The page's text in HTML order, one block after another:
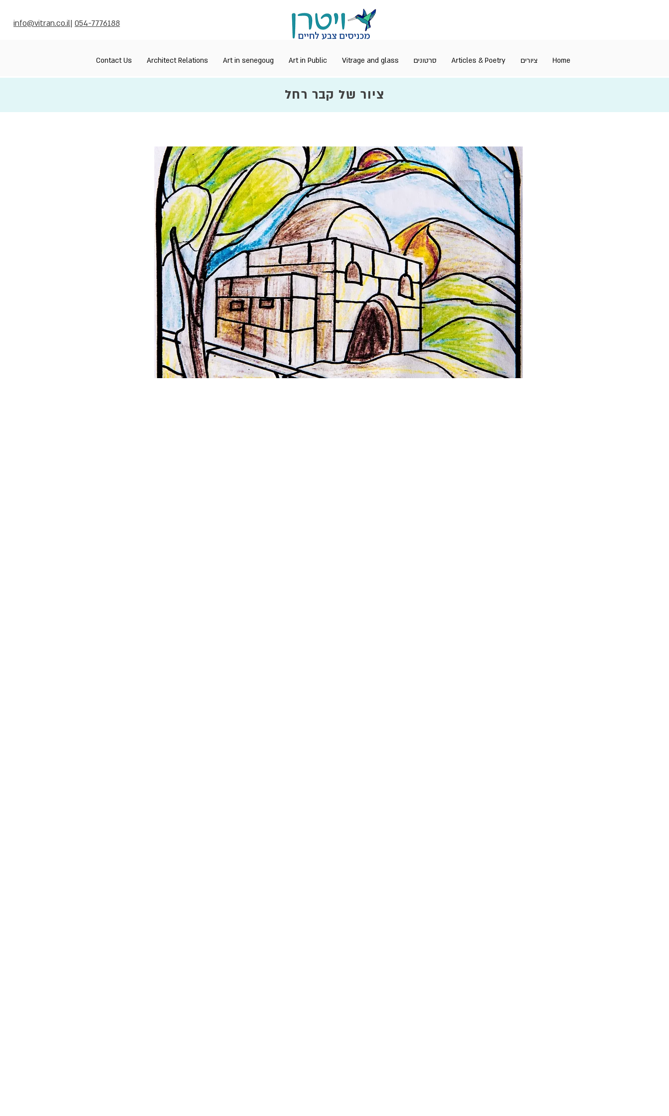
info@vitran.co.il| 054-7776188
Home ציורים Articles & Poetry סרטונים Vitrage and glass
Art in Public
Art in senegoug
Architect Relations
Contact Us
ציור של קבר רחל